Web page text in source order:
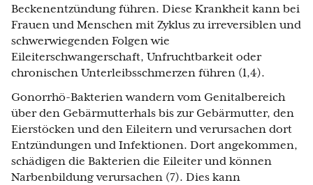
Beckenentzündung führen. Diese Krankheit kann bei
Frauen und Menschen mit Zyklus zu irreversiblen und
schwerwiegenden Folgen wie
Eileiterschwangerschaft, Unfruchtbarkeit oder
chronischen Unterleibsschmerzen führen (1,4).
Gonorrhö-Bakterien wandern vom Genitalbereich
über den Gebärmutterhals bis zur Gebärmutter, den
Eierstöcken und den Eileitern und verursachen dort
Entzündungen und Infektionen. Dort angekommen,
schädigen die Bakterien die Eileiter und können
Narbenbildung verursachen (7). Dies kann